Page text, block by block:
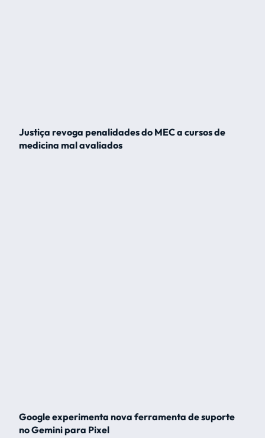
Justiça revoga penalidades do MEC a cursos de
medicina mal avaliados
Google experimenta nova ferramenta de suporte
no Gemini para Pixel